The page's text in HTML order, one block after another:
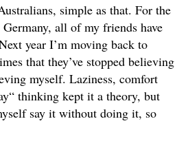
simple as that. For the
Germany, all of my friends have
year I’m moving back to
that they’ve stopped believing
myself. Laziness, comfort
thinking kept it a theory, but
say it without doing it, so